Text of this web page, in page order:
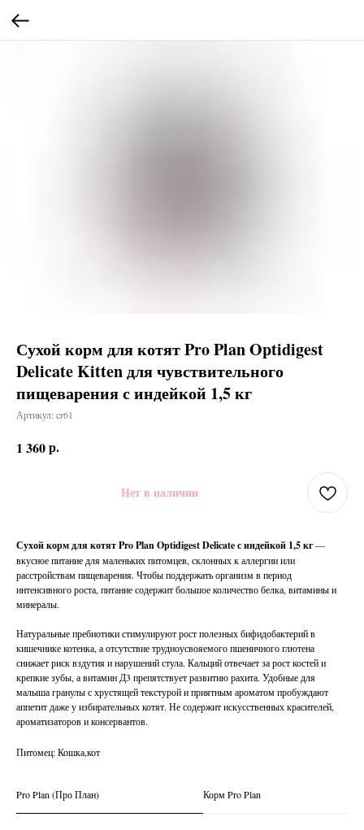
Сухой корм для котят Pro Plan Optidigest
Delicate Kitten для чувствительного
пищеварения с индейкой 1,5 кг
Артикул: cr61
1 360р.
Нет в наличии
Сухой корм для котят Pro Plan Optidigest Delicate с индейкой 1,5 кг—
вкусное питание для маленьких питомцев, склонных к аллергии или
расстройствам пищеварения. Чтобы поддержать организм в период
интенсивного роста, питание содержит большое количество белка, витамины и
минералы.
Натуральные пребиотики стимулируют рост полезных бифидобактерий в
кишечнике котенка, а отсутствие трудноусвояемого пшеничного глютена
снижает риск вздутия и нарушений стула. Кальций отвечает за рост костей и
крепкие зубы, а витамин Д3 препятствует развитию рахита. Удобные для
малыша гранулы с хрустящей текстурой и приятным ароматом пробуждают
аппетит даже у избирательных котят. Не содержит искусственных красителей,
ароматизаторов и консервантов.
Питомец: Кошка,кот
Pro Plan (Про План) Корм Pro Plan